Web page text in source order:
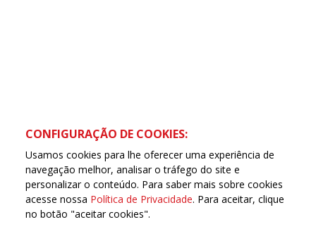
CONFIGURAÇÃO DE COOKIES:
Usamos cookies para lhe oferecer uma experiência de
navegação melhor, analisar o tráfego do site e
personalizar o conteúdo. Para saber mais sobre cookies
acesse nossa Política de Privacidade. Para aceitar, clique
no botão "aceitar cookies".